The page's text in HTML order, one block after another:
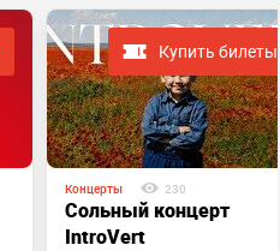
Купить билеты
Концерты 230
Сольный концерт
IntroVert